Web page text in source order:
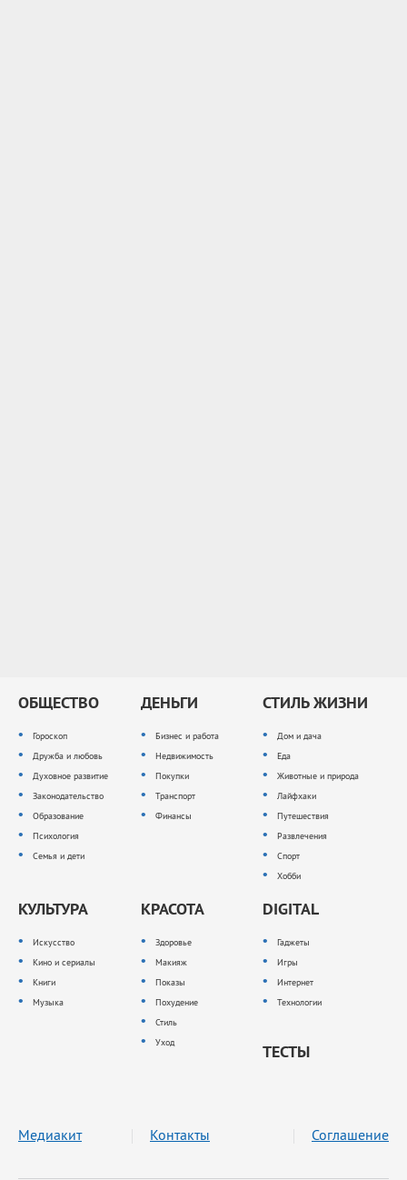
ОБЩЕСТВО
Гороскоп
Дружба и любовь
Духовное развитие
Законодательство
Образование
Психология
Семья и дети
ДЕНЬГИ
Бизнес и работа
Недвижимость
Покупки
Транспорт
Финансы
СТИЛЬ ЖИЗНИ
Дом и дача
Еда
Животные и природа
Лайфхаки
Путешествия
Развлечения
Спорт
Хобби
КУЛЬТУРА
Искусство
Кино и сериалы
Книги
Музыка
КРАСОТА
Здоровье
Макияж
Показы
Похудение
Стиль
Уход
DIGITAL
Гаджеты
Игры
Интернет
Технологии
ТЕСТЫ
Медиакит Контакты Соглашение